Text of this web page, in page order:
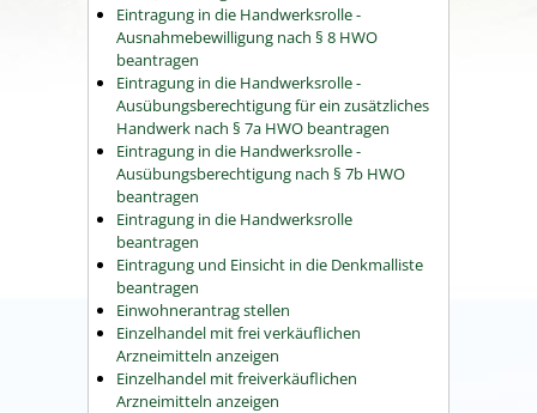
Eintragung in die Handwerksrolle -
Ausnahmebewilligung nach § 8 HWO
beantragen
Eintragung in die Handwerksrolle -
Ausübungsberechtigung für ein zusätzliches
Handwerk nach § 7a HWO beantragen
Eintragung in die Handwerksrolle -
Ausübungsberechtigung nach § 7b HWO
beantragen
Eintragung in die Handwerksrolle
beantragen
Eintragung und Einsicht in die Denkmalliste
beantragen
Einwohnerantrag stellen
Einzelhandel mit frei verkäuflichen
Arzneimitteln anzeigen
Einzelhandel mit freiverkäuflichen
Arzneimitteln anzeigen